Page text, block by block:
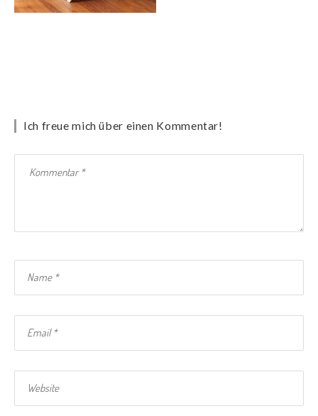
Ich freue mich über einen Kommentar!